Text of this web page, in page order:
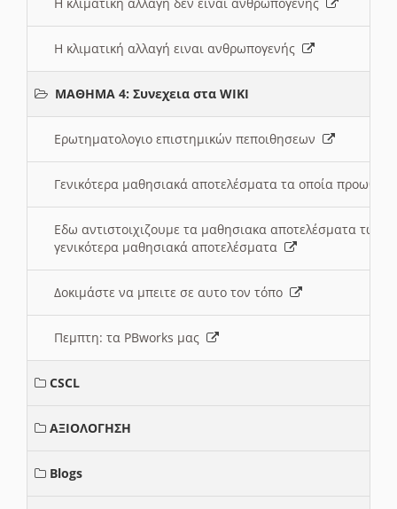
Η κλιματική αλλαγή ειναι ανθρωπογενής
ΜΑΘΗΜΑ 4: Συνεχεια στα WIKI
Ερωτηματολογιο επιστημικών πεποιθησεων
Γενικότερα μαθησιακά αποτελέσματα τα οποία
Εδω αντιστοιχιζουμε τα μαθησιακα αποτελέσματα
γενικότερα μαθησιακά αποτελέσματα
Δοκιμάστε να μπειτε σε αυτο τον τόπο
Πεμπτη: τα PBworks μας
CSCL
ΑΞΙΟΛΟΓΗΣΗ
Blogs